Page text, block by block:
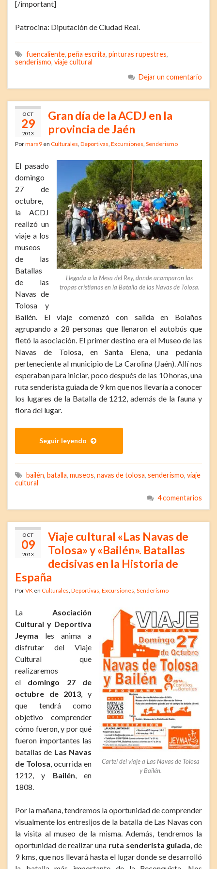
[/important]
Patrocina: Diputación de Ciudad Real.
fuencaliente, peña escrita, pinturas rupestres,
senderismo, viaje cultural
Dejar un comentario
OCT
29
2013
Gran día de la ACDJ en la
provincia de Jaén
Pormars9 en Culturales Deportivas Excursiones Senderismo
Llegada a la Mesa del Rey, donde acamparon las
tropas cristianas en la Batalla de las Navas de Tolosa.
El pasado
domingo
27 de
octubre,
la ACDJ
realizó un
viaje a los
museos
de las
Batallas
de las
Navas de
Tolosa y
Bailén. El viaje comenzó con salida en Bolaños
agrupando a 28 personas que llenaron el autobús que
fletó la asociación. El primer destino era el Museo de las
Navas de Tolosa, en Santa Elena, una pedanía
perteneciente al municipio de La Carolina (Jaén). Allí nos
esperaban para iniciar, poco después de las 10 horas, una
ruta senderista guiada de 9 km que nos llevaría a conocer
los lugares de la Batalla de 1212, además de la fauna y
flora del lugar.
Seguir leyendo
bailén, batalla, museos, navas de tolosa, senderismo, viaje
cultural
4 comentarios
OCT
09
2013
Viaje cultural «Las Navas de
Tolosa» y «Bailén». Batallas
decisivas en la Historia de
España
PorVK en Culturales Deportivas Excursiones Senderismo
Cartel del viaje a Las Navas de Tolosa
y Bailén.
La Asociación
Cultural y Deportiva
Jeyma les anima a
disfrutar del Viaje
Cultural que
realizaremos
el domingo 27 de
octubre de 2013 , y
que tendrá como
objetivo comprender
cómo fueron, y por qué
fueron importantes las
batallas de Las Navas
de Tolosa , ocurrida en
1212, y Bailén , en
1808.
Por la mañana, tendremos la oportunidad de comprender
visualmente los entresijos de la batalla de Las Navas con
la visita al museo de la misma. Además, tendremos la
oportunidad de realizar una ruta senderista guiada , de
9 kms, que nos llevará hasta el lugar donde se desarrolló